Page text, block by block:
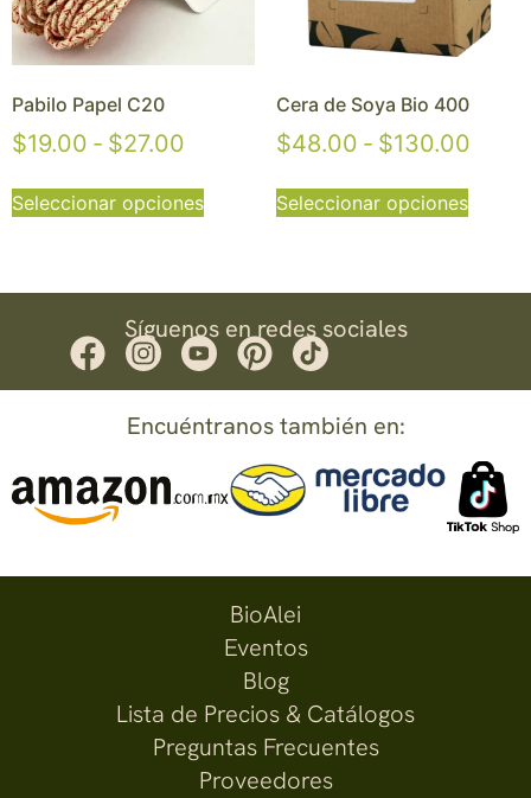
Pabilo Papel C20
$19.00 - $27.00
Seleccionar opciones
Cera de Soya Bio 400
$48.00 - $130.00
Seleccionar opciones
Síguenos en redes sociales
Encuéntranos también en:
BioAlei
Eventos
Blog
Lista de Precios & Catálogos
Preguntas Frecuentes
Proveedores